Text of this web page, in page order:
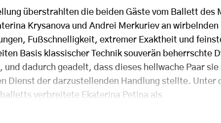
überstrahlten die beiden Gäste vom Ballett des
Krysanova und Andrei Merkuriev an wirbelnden
Fußschnelligkeit, extremer Exaktheit und
Basis klassischer Technik souverän beherrschte
und dadurch geadelt, dass dieses hellwache Paar
Dienst der darzustellenden Handlung stellte. Unter
verbreitete Ekaterina Petina als